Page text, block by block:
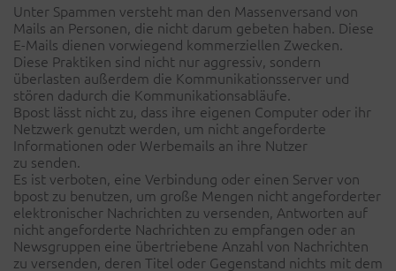
Unter Spammen versteht man den Massenversand von
Mails an Personen, die nicht darum gebeten haben. Diese
E-Mails dienen vorwiegend kommerziellen Zwecken.
Diese Praktiken sind nicht nur aggressiv, sondern
überlasten außerdem die Kommunikationsserver und
stören dadurch die Kommunikationsabläufe.
Bpost lässt nicht zu, dass ihre eigenen Computer oder ihr
Netzwerk genutzt werden, um nicht angeforderte
Informationen oder Werbemails an ihre Nutzer
zu senden.
Es ist verboten, eine Verbindung oder einen Server von
bpost zu benutzen, um große Mengen nicht angeforderter
elektronischer Nachrichten zu versenden, Antworten auf
nicht angeforderte Nachrichten zu empfangen oder an
Newsgruppen eine übertriebene Anzahl von Nachrichten
zu versenden, deren Titel oder Gegenstand nichts mit dem